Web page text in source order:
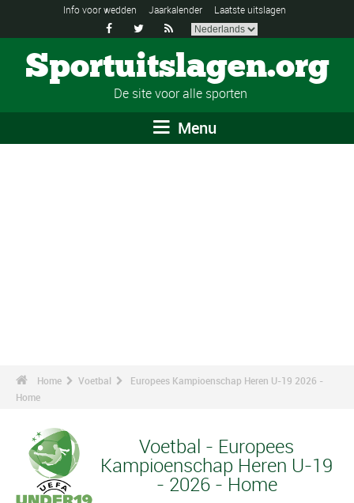
Info voor wedden Jaarkalender Laatste uitslagen
  
Sportuitslagen.org
De site voor alle sporten
Menu
Home Voetbal
Europees Kampioenschap Heren U-19 2026 -
Home
Voetbal - Europees
Kampioenschap Heren U-19
- 2026 - Home